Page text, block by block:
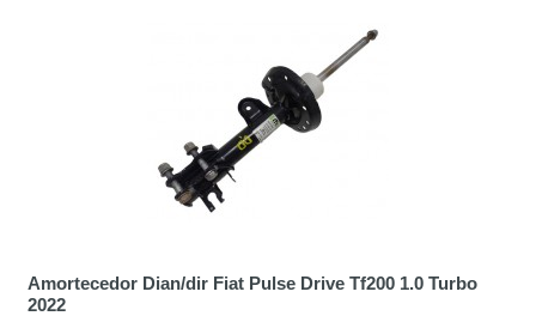
Amortecedor Dian/dir Fiat Pulse Drive Tf200 1.0 Turbo
2022